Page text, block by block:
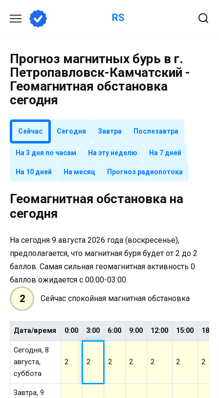
содержанию
RS
Прогноз магнитных бурь в г.
Петропавловск-Камчатский -
Геомагнитная обстановка
сегодня
Сейчас Сегодня Завтра Послезавтра
На 3 дня по часам На эту неделю На 7 дней
На 10 дней На месяц Прогноз радиопотока
Геомагнитная обстановка на
сегодня
На сегодня 9 августа 2026 года (воскресенье),
предполагается, что магнитная буря будет от 2 до 2
баллов. Самая сильная геомагнитная активность 0
баллов ожидается с 00:00-03:00.
2 Сейчас спокойная магнитная обстановка
Дата/время 0:00 3:00 6:00 9:00 12:00 15:00 18:00
Сегодня, 8
августа,
суббота
2 2 2 2 2 2 2
Завтра, 9